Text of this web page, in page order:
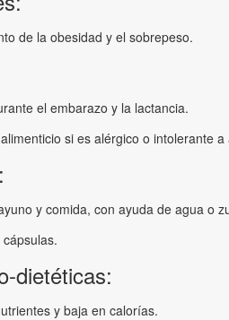
de la obesidad y el sobrepeso.
el embarazo y la lactancia.
si es alérgico o intolerante
y comida, con ayuda de agua o
dietéticas:
y baja en calorías.